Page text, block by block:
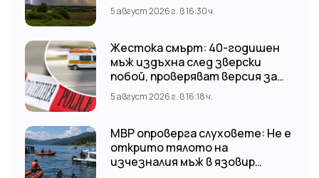
5 август 2026 г. в 16:30 ч.
Жестока смърт: 40-годишен
мъж издъхна след зверски
побой, проверяват версия за
нападение от тийнейджъри
5 август 2026 г. в 16:18 ч.
МВР опроверга слуховете: Не е
открито тялото на
изчезналия мъж в язовир